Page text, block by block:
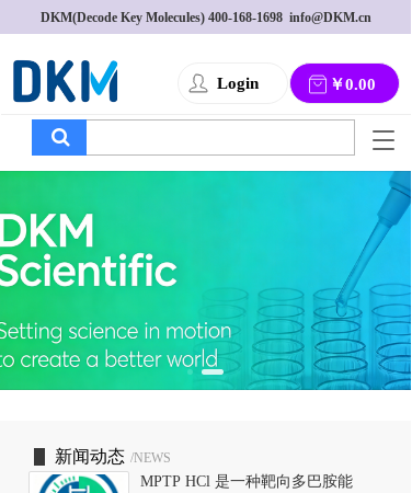
DKM(Decode Key Molecules) 400-168-1698
  info@DKM.cn
Login ￥0.00
T
g
g
l
a
v
i
g
a
新闻动态 /NEWS
MPTP HCl 是一种靶向多巴胺能